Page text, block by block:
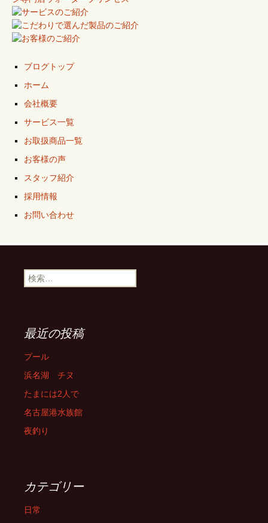
ブログトップ
ホーム
会社概要
サービス一覧
お取扱商品一覧
お客様の声
スタッフ紹介
採用情報
お問い合わせ
検
索:
最近の投稿
プール
浜名湖 チヌ
たまには2人で
名古屋港水族館
夜釣り
カテゴリー
日常